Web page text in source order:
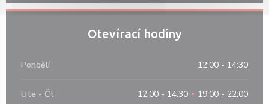
Otevírací hodiny
Pondělí 12:00 - 14:30
Ute - Čt 12:00 - 14:30 • 19:00 - 22:00